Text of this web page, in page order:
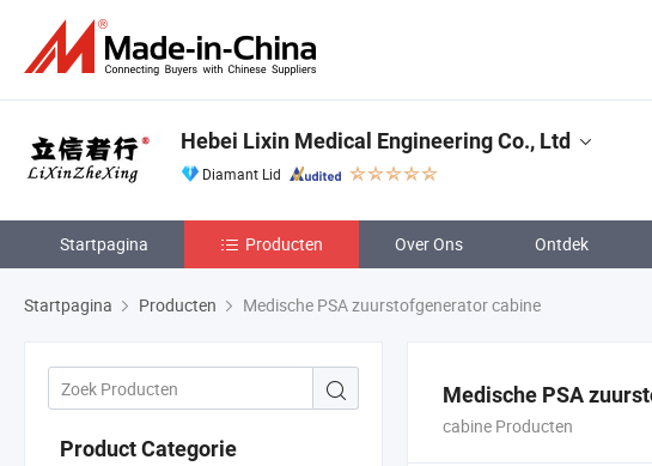
Hebei Lixin Medical Engineering Co., Ltd
Diamant Lid
Startpagina Producten Over Ons Ontdek
Startpagina Producten Medische PSA zuurstofgenerator cabine
Product Categorie
Medische PSA
cabine Producten